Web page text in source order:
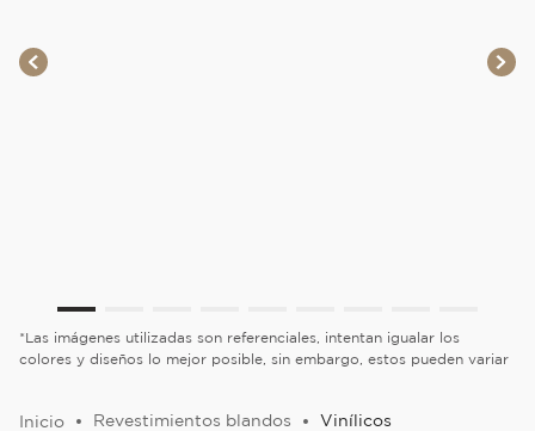
*Las imágenes utilizadas son referenciales, intentan igualar los
colores y diseños lo mejor posible, sin embargo, estos pueden variar
Revestimientos blandos Vinílicos